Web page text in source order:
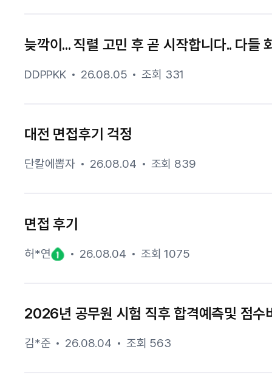
늦깍이... 직렬 고민 후 곧 시작합니다.. 다들
DDPPKK 26.08.05 조회 331
대전 면접후기 걱정
단칼에뽑자 26.08.04 조회 839
면접 후기
허*연 26.08.04 조회 1075
2026년 공무원 시험 직후 합격예측및 점수
김*준 26.08.04 조회 563